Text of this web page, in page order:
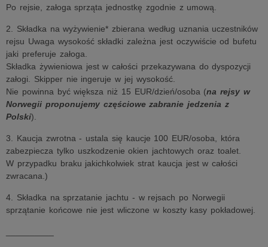
Po rejsie, załoga sprząta jednostkę zgodnie z umową.
2. Składka na wyżywienie* zbierana według uznania uczestników
rejsu Uwaga wysokość składki zależna jest oczywiście od bufetu
jaki preferuje załoga.
Składka żywieniowa jest w całości przekazywana do dyspozycji
załogi. Skipper nie ingeruje w jej wysokość.
Nie powinna być większa niż 15 EUR/dzień/osoba (na rejsy w
Norwegii proponujemy częściowe zabranie jedzenia z
Polski).
3. Kaucja zwrotna - ustala się kaucje 100 EUR/osoba, która
zabezpiecza tylko uszkodzenie okien jachtowych oraz toalet.
W przypadku braku jakichkolwiek strat kaucja jest w całości
zwracana.)
4. Składka na sprzatanie jachtu - w rejsach po Norwegii
sprzątanie końcowe nie jest wliczone w koszty kasy pokładowej.